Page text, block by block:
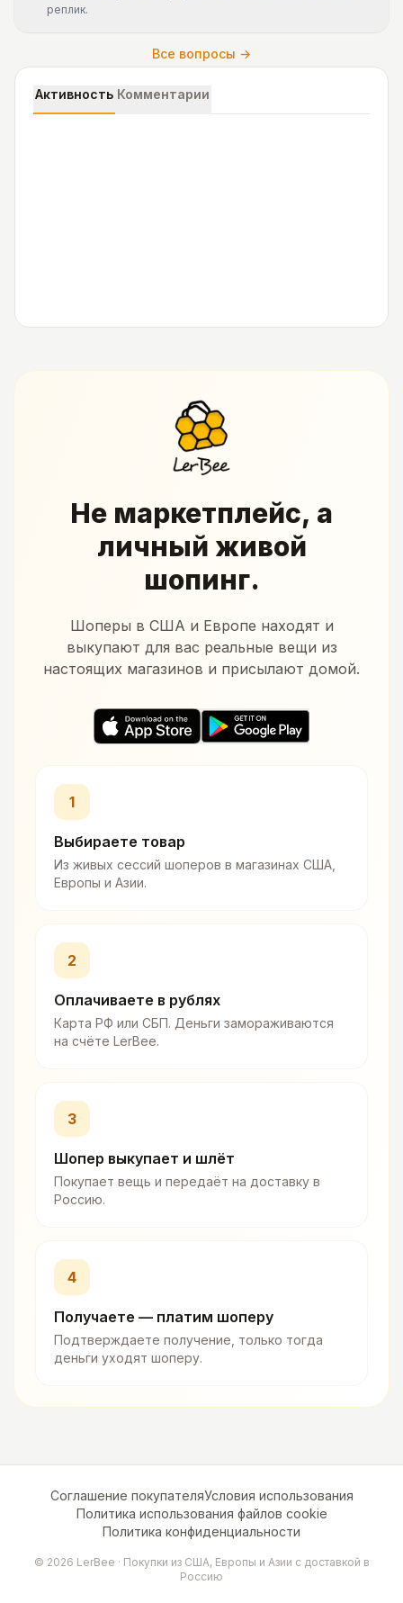
реплик.
Все вопросы →
Активность Комментарии
Не маркетплейс, а
личный живой
шопинг.
Шоперы в США и Европе находят и
выкупают для вас реальные вещи из
настоящих магазинов и присылают домой.
1
Выбираете товар
Из живых сессий шоперов в магазинах США,
Европы и Азии.
2
Оплачиваете в рублях
Карта РФ или СБП. Деньги замораживаются
на счёте LerBee.
3
Шопер выкупает и шлёт
Покупает вещь и передаёт на доставку в
Россию.
4
Получаете — платим шоперу
Подтверждаете получение, только тогда
деньги уходят шоперу.
Соглашение покупателяУсловия использования
Политика использования файлов cookie
Политика конфиденциальности
© 2026 LerBee · Покупки из США, Европы и Азии с доставкой в
Россию